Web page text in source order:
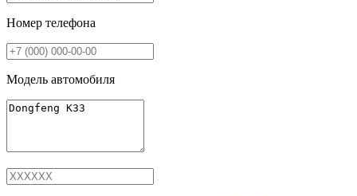
Номер телефона
Модель автомобиля